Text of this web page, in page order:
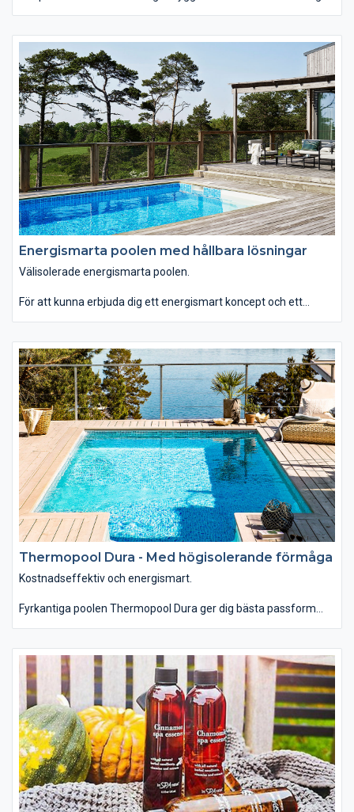
passar även sluttande tomter. Det är tack vare poolens
konstruktion som Thermopool Luxe kan monteras fristående
ovan mark och placeras nedgrävd i mark.
Dessutom får du tack vare den hårda insidan på de nya
thermoblocken skydd mot avtryck och skador.
Energismarta poolen med hållbara lösningar
Välisolerade energismarta poolen.
För att kunna erbjuda dig ett energismart koncept och ett
Tack vare utfallet från denna energiberäkning har vi skapat ett
energismart poolpaket med Dura poolstomme och
energismarta tillbehör. Helt enkelt en hållbar lösning till just din
pool.
Thermopool Dura - Med högisolerande förmåga
Kostnadseffektiv och energismart.
Fyrkantiga poolen Thermopool Dura ger dig bästa passform
Om du önskar dig en pool med ett större baddjup eller ett udda
mått så är Thermopool lösningen för dig. Thermopool har en
flexibilitet som få pooler påmarknaden kan mäta sig med.